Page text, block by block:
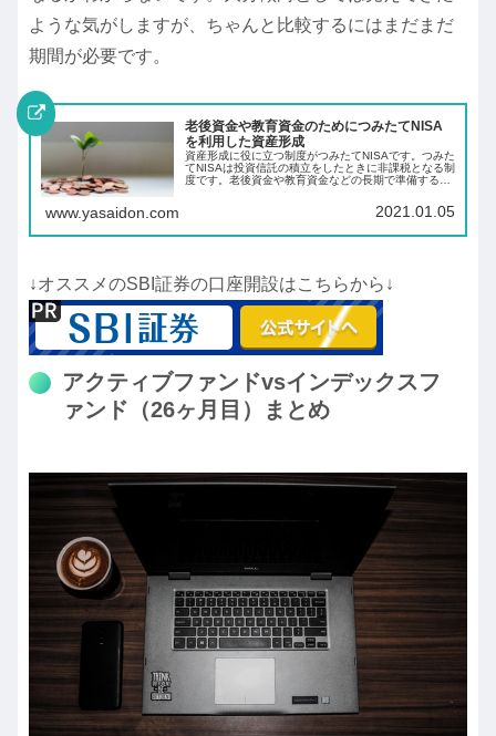
ような気がしますが、ちゃんと比較するにはまだまだ
期間が必要です。
老後資金や教育資金のためにつみたてNISA
を利用した資産形成
資産形成に役に立つ制度がつみたてNISAです。つみた
てNISAは投資信託の積立をしたときに非課税となる制
度です。老後資金や教育資金などの長期で準備する必
www.yasaidon.com 2021.01.05
↓オススメのSBI証券の口座開設はこちらから↓
アクティブファンドvsインデックスフ
ァンド（26ヶ月目）まとめ